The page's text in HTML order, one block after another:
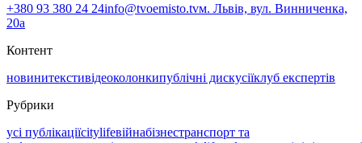
+380 93 380 24 24info@tvoemisto.tvм. Львів, вул. Винниченка,
20а
Контент
новинитекстивідеоколонкипублічні дискусіїклуб експертів
Рубрики
усі публікаціїcitylifeвійнабізнестранспорт та